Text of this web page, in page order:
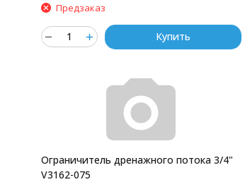
Предзаказ
Купить
Ограничитель дренажного потока 3/4"
V3162-075